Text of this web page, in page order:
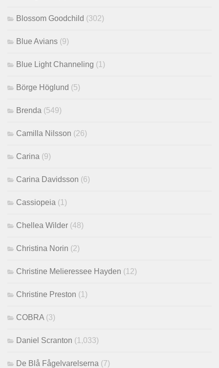
Blossom Goodchild (302)
Blue Avians (9)
Blue Light Channeling (1)
Börge Höglund (5)
Brenda (549)
Camilla Nilsson (26)
Carina (9)
Carina Davidsson (6)
Cassiopeia (1)
Chellea Wilder (48)
Christina Norin (2)
Christine Melieressee Hayden (12)
Christine Preston (1)
COBRA (3)
Daniel Scranton (1,033)
De Blå Fågelvarelserna (7)